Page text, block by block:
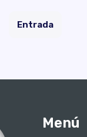
Entrada
Menú